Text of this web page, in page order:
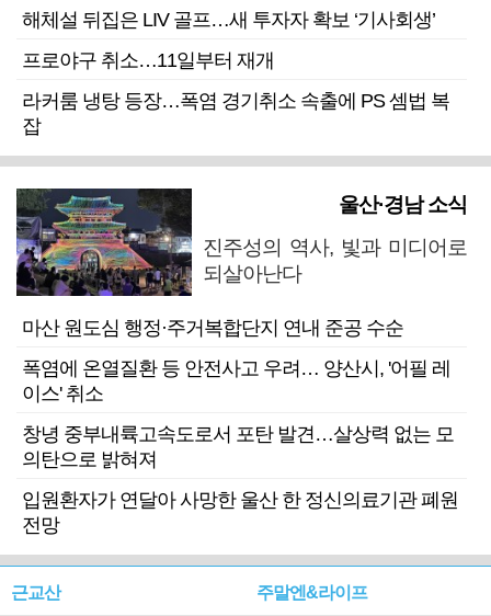
해체설 뒤집은 LIV 골프…새 투자자 확보 ‘기사회생’
프로야구 취소…11일부터 재개
라커룸 냉탕 등장…폭염 경기취소 속출에 PS 셈법 복
잡
울산·경남 소식
진주성의 역사, 빛과 미디어로
되살아난다
마산 원도심 행정·주거복합단지 연내 준공 수순
폭염에 온열질환 등 안전사고 우려… 양산시, '어필 레
이스' 취소
창녕 중부내륙고속도로서 포탄 발견…살상력 없는 모
의탄으로 밝혀져
입원환자가 연달아 사망한 울산 한 정신의료기관 폐원
전망
근교산 주말엔&라이프